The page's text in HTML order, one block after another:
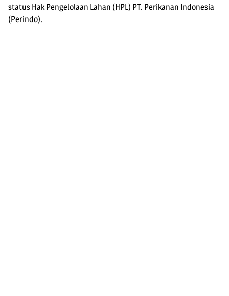
status Hak Pengelolaan Lahan (HPL) PT. Perikanan Indonesia
(Perindo).